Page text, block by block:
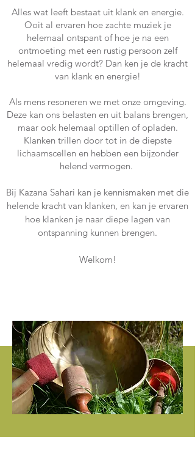
Alles wat leeft bestaat uit klank en energie.
Ooit al ervaren hoe zachte muziek je
helemaal ontspant of hoe je na een
ontmoeting met een rustig persoon zelf
helemaal vredig wordt? Dan ken je de kracht
van klank en energie!
Als mens resoneren we met onze omgeving.
Deze kan ons belasten en uit balans brengen,
maar ook helemaal optillen of opladen.
Klanken trillen door tot in de diepste
lichaamscellen en hebben een bijzonder
helend vermogen.
Bij Kazana Sahari kan je kennismaken met die
helende kracht van klanken, en kan je ervaren
hoe klanken je naar diepe lagen van
ontspanning kunnen brengen.
Welkom!